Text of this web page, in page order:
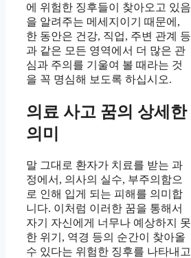
에 위험한 징후들이 찾아오고 있음
을 알려주는 메세지이기 때문에,
한 동안은 건강, 직업, 주변 관계 등
과 같은 모든 영역에서 더 많은 관
심과 주의를 기울여 볼 때라는 것
을 꼭 명심해 보도록 하십시오.
의료 사고 꿈의 상세한
의미
말 그대로 환자가 치료를 받는 과
정에서, 의사의 실수, 부주의함으
로 인해 입게 되는 피해를 의미합
니다. 이처럼 이러한 꿈을 통해서
자기 자신에게 너무나 예상하지 못
한 위기, 역경 등의 순간이 찾아올
수 있다는 위험한 징후를 나타내고